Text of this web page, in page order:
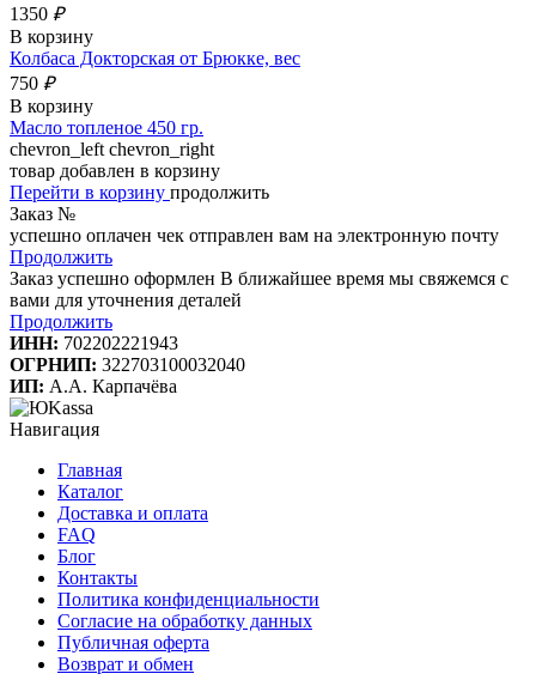
1350 ₽
В корзину
Колбаса Докторская от Брюкке, вес
750 ₽
В корзину
Масло топленое 450 гр.
chevron_left chevron_right
товар добавлен в корзину
Перейти в корзину продолжить
Заказ №
успешно оплачен чек отправлен вам на электронную почту
Продолжить
Заказ успешно оформлен В ближайшее время мы свяжемся с
вами для уточнения деталей
Продолжить
ИНН: 702202221943
ОГРНИП: 322703100032040
ИП: А.А. Карпачёва
Навигация
Главная
Каталог
Доставка и оплата
FAQ
Блог
Контакты
Политика конфиденциальности
Согласие на обработку данных
Публичная оферта
Возврат и обмен